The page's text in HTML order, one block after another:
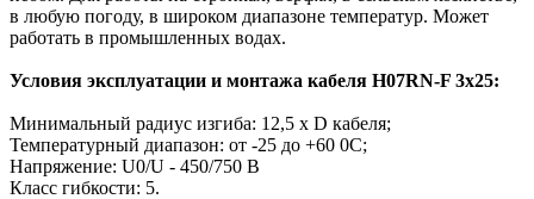
в любую погоду, в широком диапазоне температур. Может
работать в промышленных водах.
Условия эксплуатации и монтажа кабеля H07RN-F 3x25:
Минимальный радиус изгиба: 12,5 х D кабеля;
Температурный диапазон: от -25 до +60 0С;
Напряжение: U0/U - 450/750 В
Класс гибкости: 5.